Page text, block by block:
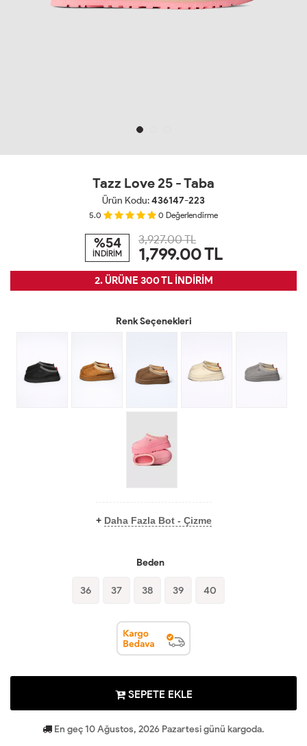
Tazz Love 25 - Taba
Ürün Kodu:436147-223
5.0 0 Değerlendirme
%54
İNDİRİM
3,927.00 TL
1,799.00TL
2. ÜRÜNE 300 TL İNDİRİM
Renk Seçenekleri
+ Daha Fazla Bot - Çizme
Beden
36 37 38 39 40
SEPETE EKLE
En geç 10 Ağustos, 2026 Pazartesi günü kargoda.